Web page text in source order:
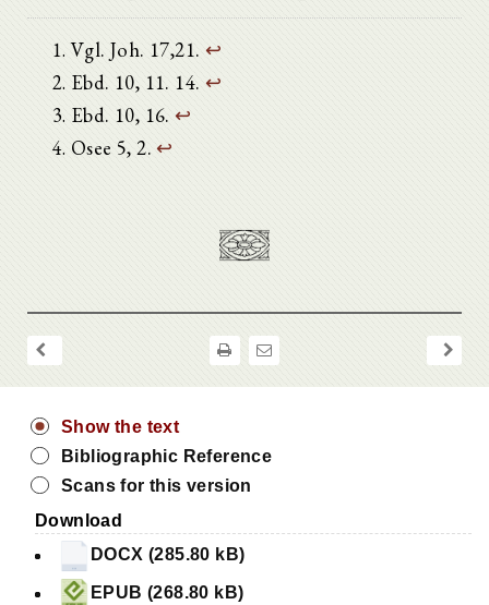
Vgl. Joh. 17,21. ↩
Ebd. 10, 11. 14. ↩
Ebd. 10, 16. ↩
Osee 5, 2. ↩
Show the text
Bibliographic Reference
Scans for this version
Download
DOCX (285.80 kB)
EPUB (268.80 kB)